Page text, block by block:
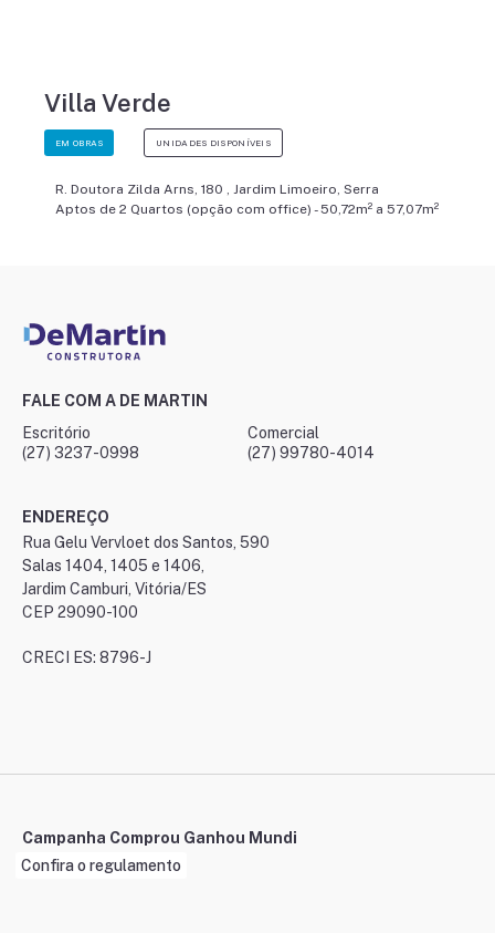
Villa Verde
EM OBRAS UNIDADES DISPONÍVEIS
R. Doutora Zilda Arns, 180 , Jardim Limoeiro, Serra
Aptos de 2 Quartos (opção com office) - 50,72m² a 57,07m²
FALE COM A DE MARTIN
Escritório
(27) 3237-0998
Comercial
(27) 99780-4014
ENDEREÇO
Rua Gelu Vervloet dos Santos, 590
Salas 1404, 1405 e 1406,
Jardim Camburi, Vitória/ES
CEP 29090-100
CRECI ES: 8796-J
Campanha Comprou Ganhou Mundi
Confira o regulamento